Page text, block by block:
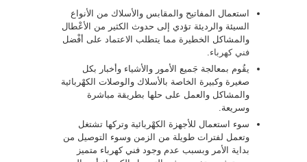
استعمال المفاتيح والمقابس والأسلاك من الأنواع
السيئة والرديئة تؤدي إلى حدوث الكثير من الأعْطال
والمشاكل الخطيرة مما يتطلب الاعتماد على أفْضل
فني كهرباء
يقُوم بمعالجة جَميع الأمور والأشياء وأخبار بكل
صغيرة وكبيرة الخاصة بالأسلاك والوصلات الكهْربائية
والمشاكل والعمل على حلها بطريقة مباشرة
وسريعة.
سوء استعمال للأجهزة الكهْربائية وتركها تشتغل
وتعمل لفترات طويلة من الزمن وسوء التوصيل من
بداية الأمر وبسبب عدم وجود فني كهرباء متميز